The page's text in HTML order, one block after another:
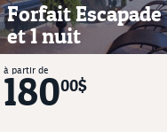
Forfait Escapade
et 1 nuit
à partir de
18000$